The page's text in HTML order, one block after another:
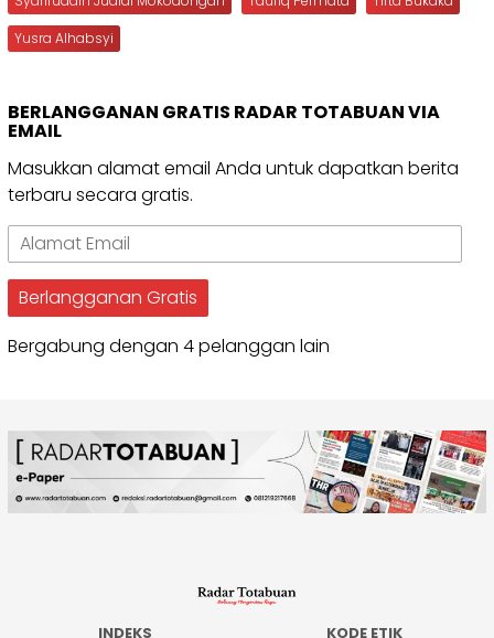
Yusra Alhabsyi
BERLANGGANAN GRATIS RADAR TOTABUAN VIA
EMAIL
Masukkan alamat email Anda untuk dapatkan berita
terbaru secara gratis.
Alamat
Email
Berlangganan Gratis
Bergabung dengan 4 pelanggan lain
INDEKS KODE ETIK